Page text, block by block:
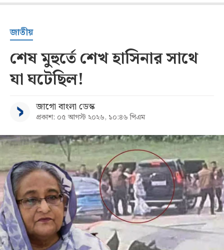
জাতীয়
শেষ মুহুর্তে শেখ হাসিনার সাথে
যা ঘটেছিল!
জাগো বাংলা ডেস্ক
প্রকাশ: ০৫ আগস্ট ২০২৬, ১০:৪৬ পিএম